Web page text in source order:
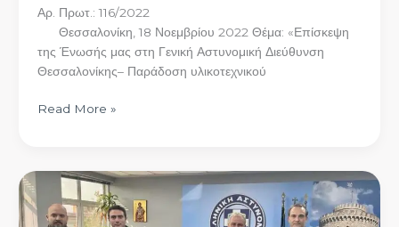
Αρ. Πρωτ.: 116/2022
Θεσσαλονίκη, 18 Νοεμβρίου 2022 Θέμα: «Επίσκεψη
της Ένωσής μας στη Γενική Αστυνομική Διεύθυνση
Θεσσαλονίκης– Παράδοση υλικοτεχνικού
Read More »
Επίσκεψη
Ένωσής